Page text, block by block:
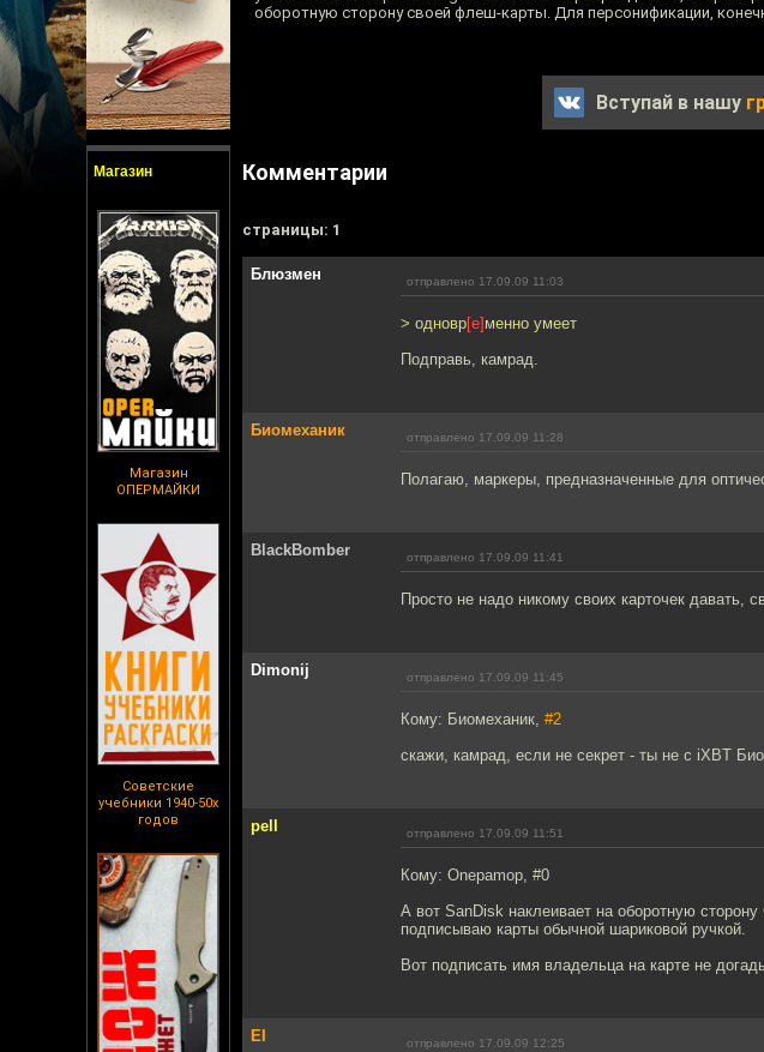
Магазин
Магазин
ОПЕРМАЙКИ
Советские
учебники 1940-50х
годов
оборотную сторону своей флеш-карты. Для персонификации,
Вступай в нашу
Комментарии
cтраницы: 1
Блюзмен отправлено 17.09.09 11:03
> одновр[е] менно умеет
Подправь, камрад.
Биомеханик отправлено 17.09.09 11:28
Полагаю, маркеры, предназначенные для
BlackBomber отправлено 17.09.09 11:41
Просто не надо никому своих карточек давать,
Dimonij отправлено 17.09.09 11:45
Кому: Биомеханик, #2
скажи, камрад, если не секрет - ты не с iXBT
pell отправлено 17.09.09 11:51
Кому: Onepamop, #0
А вот SanDisk наклеивает на оборотную
подписываю карты обычной шариковой ручкой.
Вот подписать имя владельца на карте не
EI отправлено 17.09.09 12:25